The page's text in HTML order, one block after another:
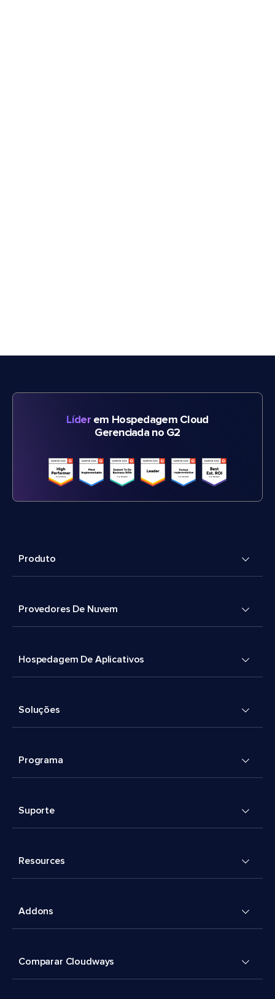
Líderem Hospedagem Cloud
Gerenciada no G2
Produto
Provedores De Nuvem
Hospedagem De Aplicativos
Soluções
Programa
Suporte
Resources
Addons
Comparar Cloudways